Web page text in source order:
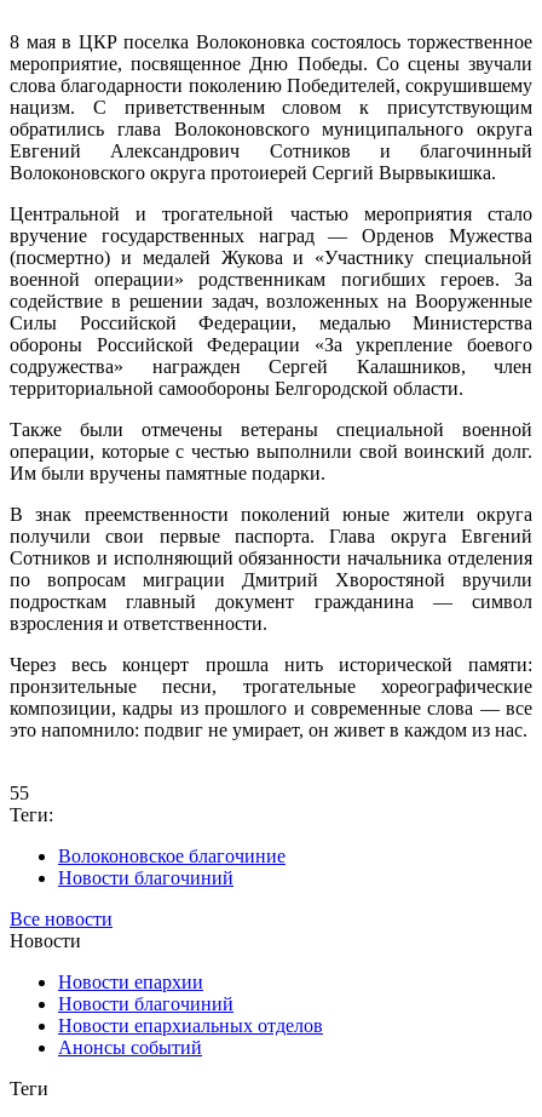
8 мая в ЦКР поселка Волоконовка состоялось торжественное
мероприятие, посвященное Дню Победы. Со сцены звучали
слова благодарности поколению Победителей, сокрушившему
нацизм. С приветственным словом к присутствующим
обратились глава Волоконовского муниципального округа
Евгений Александрович Сотников и благочинный
Волоконовского округа протоиерей Сергий Вырвыкишка.
Центральной и трогательной частью мероприятия стало
вручение государственных наград — Орденов Мужества
(посмертно) и медалей Жукова и «Участнику специальной
военной операции» родственникам погибших героев. За
содействие в решении задач, возложенных на Вооруженные
Силы Российской Федерации, медалью Министерства
обороны Российской Федерации «За укрепление боевого
содружества» награжден Сергей Калашников, член
территориальной самообороны Белгородской области.
Также были отмечены ветераны специальной военной
операции, которые с честью выполнили свой воинский долг.
Им были вручены памятные подарки.
В знак преемственности поколений юные жители округа
получили свои первые паспорта. Глава округа Евгений
Сотников и исполняющий обязанности начальника отделения
по вопросам миграции Дмитрий Хворостяной вручили
подросткам главный документ гражданина — символ
взросления и ответственности.
Через весь концерт прошла нить исторической памяти:
пронзительные песни, трогательные хореографические
композиции, кадры из прошлого и современные слова — все
это напомнило: подвиг не умирает, он живет в каждом из нас.
55
Теги:
Волоконовское благочиние
Новости благочиний
Все новости
Новости
Новости епархии
Новости благочиний
Новости епархиальных отделов
Анонсы событий
Теги